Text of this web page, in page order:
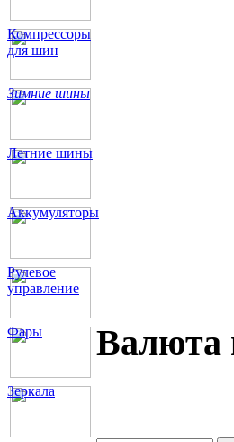
Компрессоры
для шин
Зимние шины
Летние шины
Аккумуляторы
Рулевое
управление
Фары
Зеркала
Валюта